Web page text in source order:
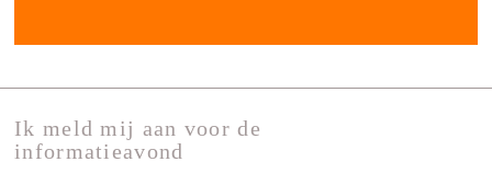
Ik meld mij aan voor de
informatieavond